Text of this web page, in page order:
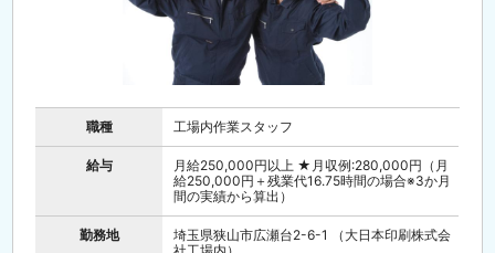
職種 工場内作業スタッフ
給与
月給250,000円以上 ★月収例:280,000円（月
給250,000円＋残業代16.75時間の場合※3か月
間の実績から算出）
勤務地
埼玉県狭山市広瀬台2-6-1 （大日本印刷株式会